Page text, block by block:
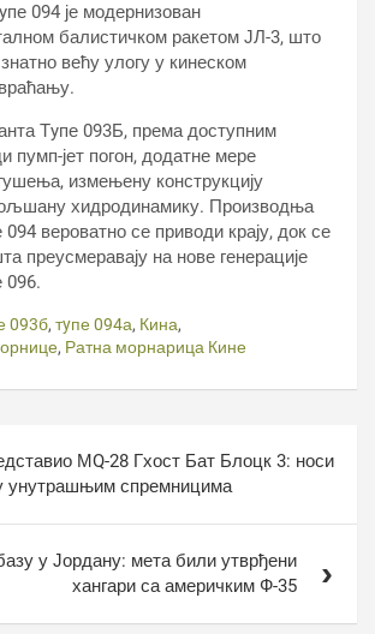
094 је модернизован
балистичком ракетом ЈЛ-3, што
већу улогу у кинеском
Тyпе 093Б, према доступним
пумп-јет погон, додатне мере
измењену конструкцију
хидродинамику. Производња
вероватно се приводи крају, док се
преусмеравају на нове генерације
096.
093б, тyпе 094а, Кина,
, Ратна морнарица Кине
МQ-28 Гхост Бат Блоцк 3: носи
спремницима
у Јордану: мета били утврђени
хангари са америчким Ф-35